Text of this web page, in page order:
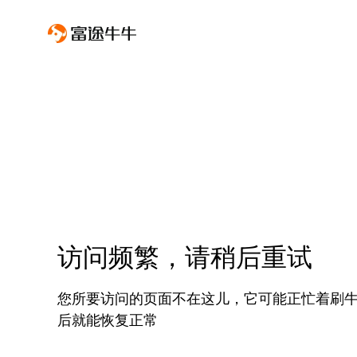
访问频繁，请稍后重试
您所要访问的页面不在这儿，它可能正忙着刷
后就能恢复正常